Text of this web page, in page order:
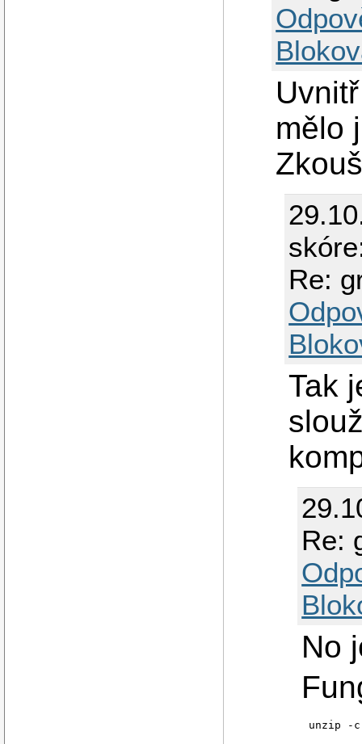
mělo
Re:
Tak
Re:
No
unzip -c